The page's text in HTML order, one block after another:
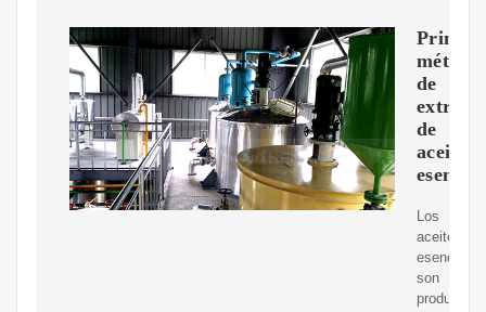
de
de
aceites
Los
aceites
esenciales
son
productos